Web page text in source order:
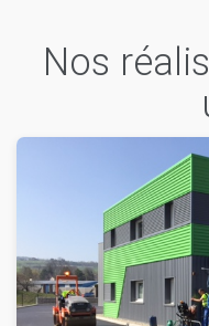
Nos